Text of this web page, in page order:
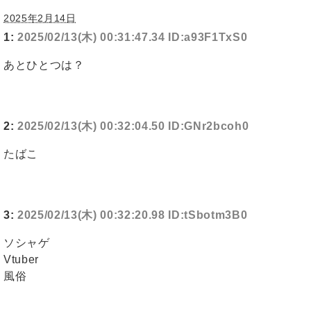
2025年2月14日
1: 2025/02/13(木) 00:31:47.34 ID:a93F1TxS0
あとひとつは？
2: 2025/02/13(木) 00:32:04.50 ID:GNr2bcoh0
たばこ
3: 2025/02/13(木) 00:32:20.98 ID:tSbotm3B0
ソシャゲ
Vtuber
風俗